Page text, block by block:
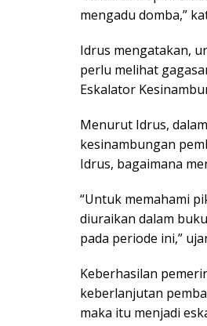
mengadu domba,”
Idrus mengatakan,
perlu melihat
Eskalator
Menurut Idrus,
kesinambungan
Idrus, bagaimana
“Untuk memahami
diuraikan dalam
pada periode ini,”
Keberhasilan
keberlanjutan
maka itu menjadi